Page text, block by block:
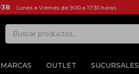
MARCAS OUTLET SUCURSALES
Lunes a Viernes de 9:00 a 17:30 horas